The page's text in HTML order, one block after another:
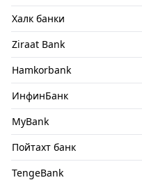
Халк банки
Ziraat Bank
Hamkorbank
ИнфинБанк
MyBank
Пойтахт банк
TengeBank